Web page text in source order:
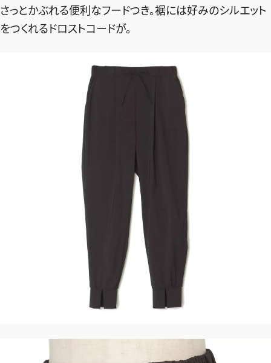
さっとかぶれる便利なフードつき。裾には好みのシルエット
をつくれるドロストコードが。